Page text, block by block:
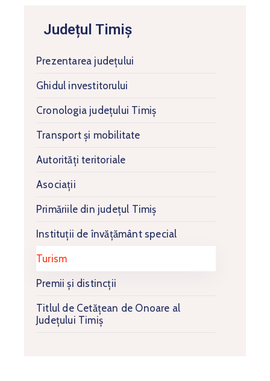
Județul Timiș
Prezentarea județului
Ghidul investitorului
Cronologia județului Timiș
Transport și mobilitate
Autorități teritoriale
Asociații
Primăriile din județul Timiș
Instituții de învățământ special
Turism
Premii și distincții
Titlul de Cetățean de Onoare al
Județului Timiș